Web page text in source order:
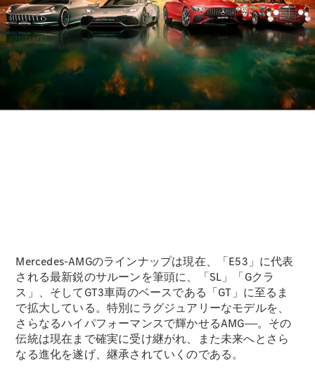
歴史とブラ
ンド
Mercedes-
AMG
Maybach
デザイン＆
コンセプト
カー
Mercedes-AMGのラインナップは現在、「E53」に代表
される最新鋭のサルーンを筆頭に、「SL」「Gクラ
ス」、そしてGT3車両のベースである「GT」に至るま
で拡大している。特別にラグジュアリーなモデルを、
さらなるハイパフォーマンスで輝かせるAMG――。その
伝統は現在まで確実に受け継がれ、また未来へとさら
なる進化を遂げ、継承されていくのである。